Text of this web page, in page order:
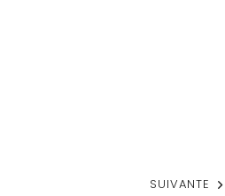
SUIVANTE